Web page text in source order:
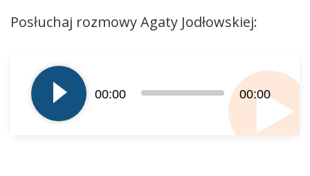
Posłuchaj rozmowy Agaty Jodłowskiej:
plików
dźwiękowych
00:00 00:00